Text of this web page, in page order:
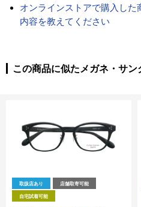
オンラインストアで購入した
内容を教えてください
この商品に似たメガネ・サン
取扱店あり 店舗取寄可能
自宅試着可能